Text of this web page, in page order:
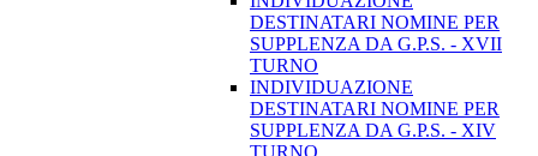
DESTINATARI NOMINE PER
SUPPLENZA DA G.P.S. - XVII
TURNO
INDIVIDUAZIONE
DESTINATARI NOMINE PER
SUPPLENZA DA G.P.S. - XIV